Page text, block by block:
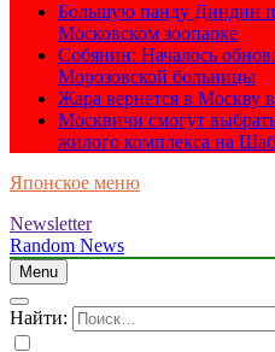
Большую панду Диндин
Московском зоопарке
Собянин: Началось
Морозовской больницы
Жара вернется в Москву
Москвичи смогут
жилого комплекса на
Японское меню
Newsletter
Random News
Menu
Найти: